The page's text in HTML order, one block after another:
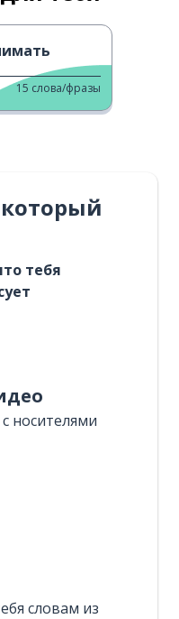
15 слова/фразы
тебя
носителями
словам из